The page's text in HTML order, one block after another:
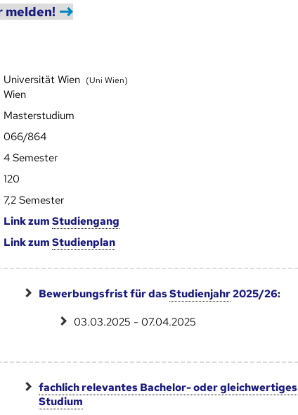
melden!
Universität Wien (Uni Wien)
Wien
Masterstudium
066/864
4 Semester
120
7,2 Semester
Link zum Studien­gang
Link zum Studien­plan
Bewerbungsfrist für dasStudienjahr2025/26:
03.03.2025 - 07.04.2025
fachlich relevantes Bachelor- oder gleichwertiges
Studium